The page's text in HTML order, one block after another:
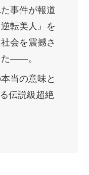
事件が報道
転美人』を
会を震撼さ
た――。
当の意味と
伝説級超絶